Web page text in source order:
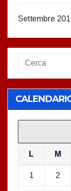
Settembre
L M
1 2